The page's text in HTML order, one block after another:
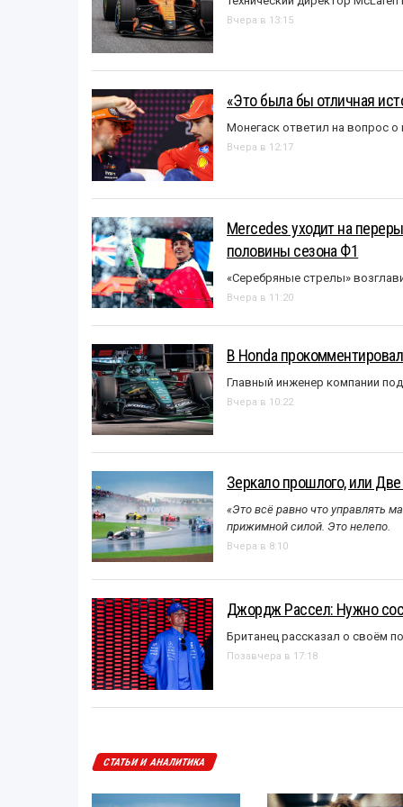
Вчера в 13:15
«Это была бы отличная
Монегаск ответил на вопрос
Вчера в 12:17
Mercedes уходит на
половины сезона Ф1
«Серебряные стрелы»
Вчера в 11:20
В Honda
Главный инженер компании
Вчера в 10:22
Зеркало прошлого, или
«Это всё равно что управлять
прижимной силой. Это нелепо.
Вчера в 8:10
Джордж Рассел: Нужно
Британец рассказал о своём
Позавчера в 17:18
СТАТЬИ И АНАЛИТИКА